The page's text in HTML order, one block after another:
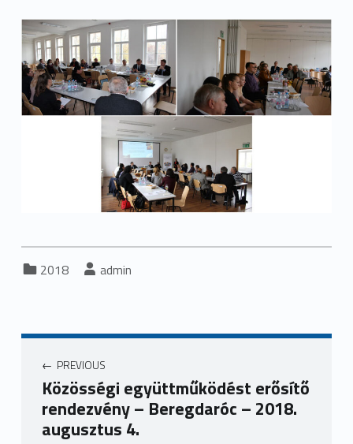
2018 admin
Bejegyzés navigáció
PREVIOUS
Közösségi együttműködést erősítő
rendezvény – Beregdaróc – 2018.
augusztus 4.